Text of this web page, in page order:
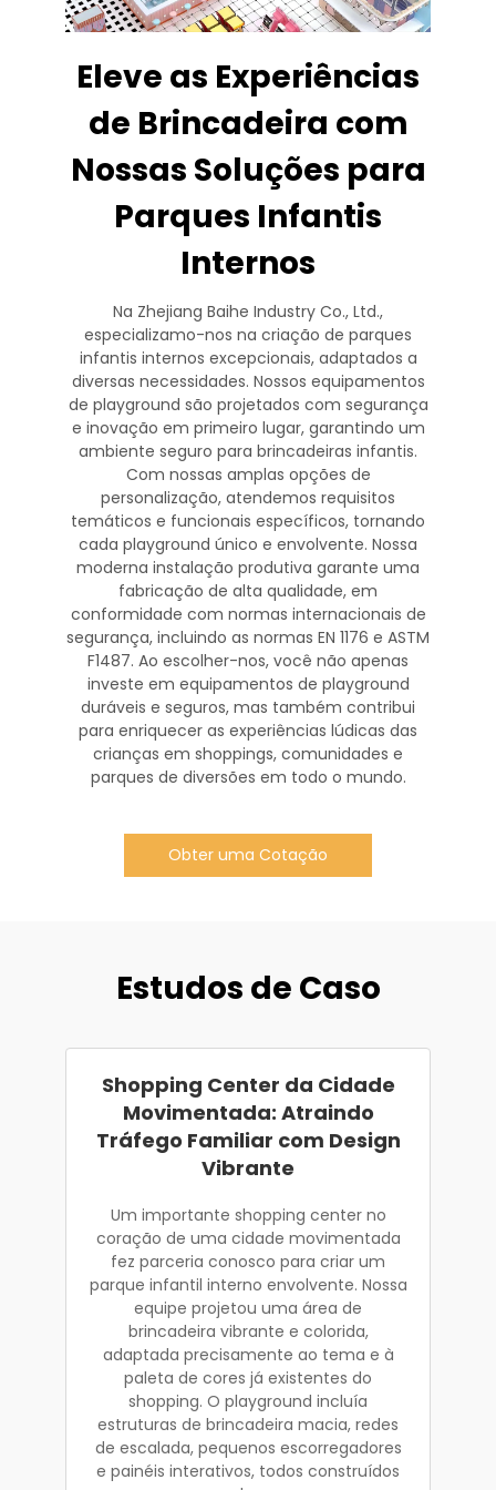
Eleve as Experiências
de Brincadeira com
Nossas Soluções para
Parques Infantis
Internos
Na Zhejiang Baihe Industry Co., Ltd.,
especializamo-nos na criação de parques
infantis internos excepcionais, adaptados a
diversas necessidades. Nossos equipamentos
de playground são projetados com segurança
e inovação em primeiro lugar, garantindo um
ambiente seguro para brincadeiras infantis.
Com nossas amplas opções de
personalização, atendemos requisitos
temáticos e funcionais específicos, tornando
cada playground único e envolvente. Nossa
moderna instalação produtiva garante uma
fabricação de alta qualidade, em
conformidade com normas internacionais de
segurança, incluindo as normas EN 1176 e ASTM
F1487. Ao escolher-nos, você não apenas
investe em equipamentos de playground
duráveis e seguros, mas também contribui
para enriquecer as experiências lúdicas das
crianças em shoppings, comunidades e
parques de diversões em todo o mundo.
Obter uma Cotação
Estudos de Caso
Shopping Center da Cidade
Movimentada: Atraindo
Tráfego Familiar com Design
Vibrante
Um importante shopping center no
coração de uma cidade movimentada
fez parceria conosco para criar um
parque infantil interno envolvente. Nossa
equipe projetou uma área de
brincadeira vibrante e colorida,
adaptada precisamente ao tema e à
paleta de cores já existentes do
shopping. O playground incluía
estruturas de brincadeira macia, redes
de escalada, pequenos escorregadores
e painéis interativos, todos construídos